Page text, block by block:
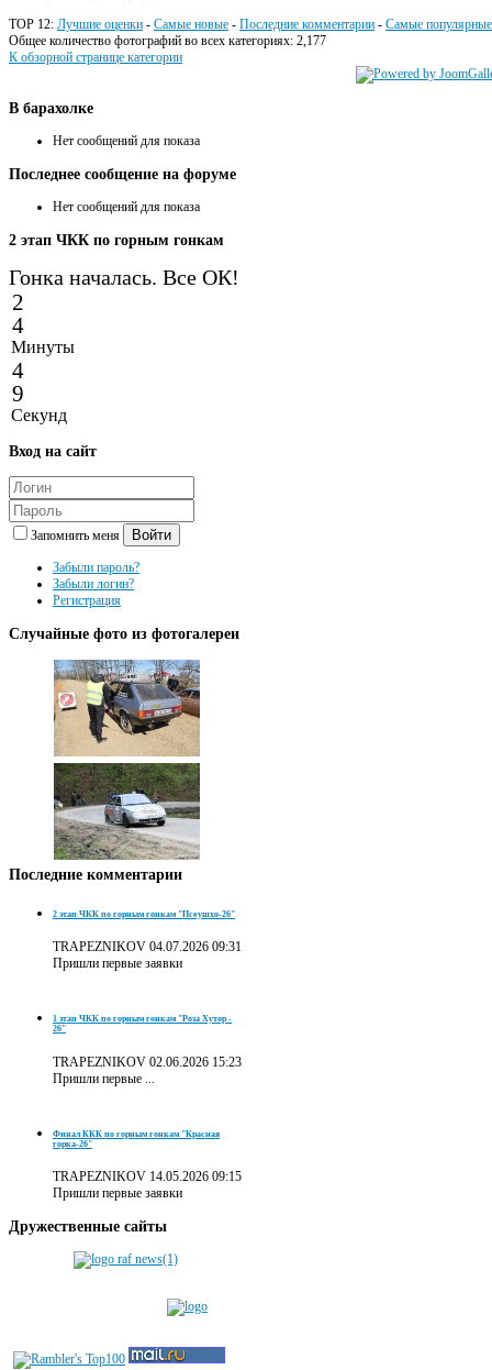
TOP 12: Лучшие оценки - Самые новые - Последние комментарии - Самые популярные
Общее количество фотографий во всех категориях: 2,177
К обзорной странице категории
В барахолке
Нет сообщений для показа
Последнее сообщение на форуме
Нет сообщений для показа
2 этап ЧКК по горным гонкам
Гонка началась. Все ОК!
2
4
Минуты
4
9
Секунд
Вход на сайт
Запомнить меня Войти
Забыли пароль?
Забыли логин?
Регистрация
Случайные фото из фотогалереи
Последние комментарии
2 этап ЧКК по горным гонкам "Псеушхо-26"
TRAPEZNIKOV 04.07.2026 09:31
Пришли первые заявки
1 этап ЧКК по горным гонкам "Роза Хутор -
26"
TRAPEZNIKOV 02.06.2026 15:23
Пришли первые ...
Финал ККК по горным гонкам "Красная
горка-26"
TRAPEZNIKOV 14.05.2026 09:15
Пришли первые заявки
Дружественные сайты